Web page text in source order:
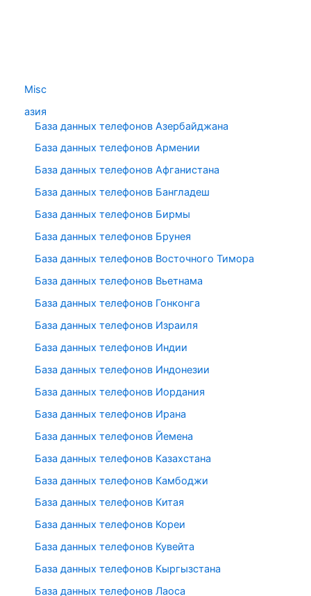
Misc
азия
База данных телефонов Азербайджана
База данных телефонов Армении
База данных телефонов Афганистана
База данных телефонов Бангладеш
База данных телефонов Бирмы
База данных телефонов Брунея
База данных телефонов Восточного Тимора
База данных телефонов Вьетнама
База данных телефонов Гонконга
База данных телефонов Израиля
База данных телефонов Индии
База данных телефонов Индонезии
База данных телефонов Иордания
База данных телефонов Ирана
База данных телефонов Йемена
База данных телефонов Казахстана
База данных телефонов Камбоджи
База данных телефонов Китая
База данных телефонов Кореи
База данных телефонов Кувейта
База данных телефонов Кыргызстана
База данных телефонов Лаоса